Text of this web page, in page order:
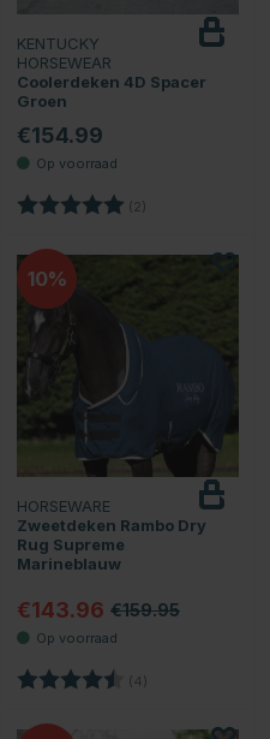
KENTUCKY
HORSEWEAR
Coolerdeken 4D Spacer
Groen
€154.99
Beoordeling: (2)
10
HORSEWARE
Zweetdeken Rambo Dry
Rug Supreme
Marineblauw
€143.96 €159.95
Beoordeling: (4)